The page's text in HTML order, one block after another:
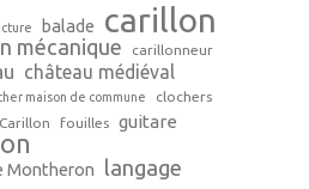
balade carillon
mécanique carillonneur
château médiéval
maison de commune clochers
fouilles guitare
Montheron langage